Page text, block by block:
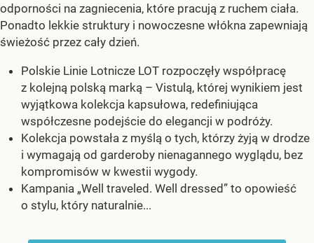
odporności na zagniecenia, które pracują z ruchem ciała.
Ponadto lekkie struktury i nowoczesne włókna zapewniają
świeżość przez cały dzień.
Polskie Linie Lotnicze LOT rozpoczęły współpracę
z kolejną polską marką – Vistulą, której wynikiem jest
wyjątkowa kolekcja kapsułowa, redefiniująca
współczesne podejście do elegancji w podróży.
Kolekcja powstała z myślą o tych, którzy żyją w drodze
i wymagają od garderoby nienagannego wyglądu, bez
kompromisów w kwestii wygody.
Kampania „Well traveled. Well dressed” to opowieść
o stylu, który naturalnie...